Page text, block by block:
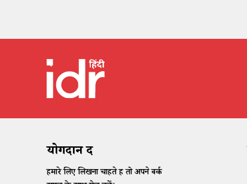
योगदान दें
हमारे लिए लिखना चाहते हैं तो अपने वर्क